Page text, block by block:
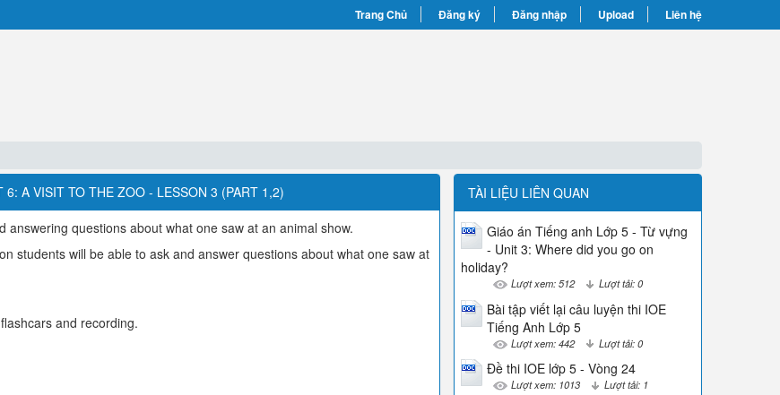
Trang Chủ Đăng ký Đăng nhập Upload Liên hệ
A VISIT TO THE ZOO - LESSON 3 (PART 1,2)
answering questions about what one saw at an animal show.
students will be able to ask and answer questions about what one saw at
and recording.
TÀI LIỆU LIÊN QUAN
Giáo án Tiếng anh Lớp 5 - Từ vựng
- Unit 3: Where did you go on
holiday?
Lượt xem: 512 Lượt tải: 0
Bài tập viết lại câu luyện thi IOE
Tiếng Anh Lớp 5
Lượt xem: 442 Lượt tải: 0
Đề thi IOE lớp 5 - Vòng 24
Lượt xem: 1013 Lượt tải: 1